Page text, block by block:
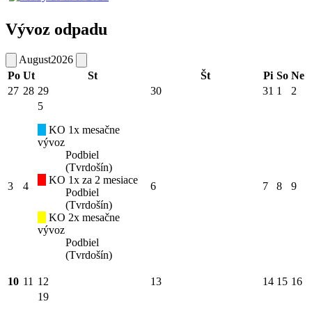
Vývoz odpadu
August2026
Po Ut St Št Pi So Ne
27 28 29 30 31 1 2
3 4
5
KO 1x mesačne
vývoz
Podbiel
(Tvrdošín)
KO 1x za 2 mesiace
Podbiel
(Tvrdošín)
KO 2x mesačne
vývoz
Podbiel
(Tvrdošín)
6 7 8 9
10 11 12 13 14 15 16
19